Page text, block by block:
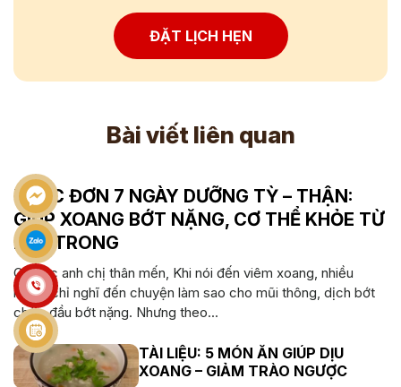
ĐẶT LỊCH HẸN
Bài viết liên quan
THỰC ĐƠN 7 NGÀY DƯỠNG TỲ – THẬN:
GIÚP XOANG BỚT NẶNG, CƠ THỂ KHỎE TỪ
BÊN TRONG
Cô bác anh chị thân mến, Khi nói đến viêm xoang, nhiều
người chỉ nghĩ đến chuyện làm sao cho mũi thông, dịch bớt
chảy, đầu bớt nặng. Nhưng theo...
TÀI LIỆU: 5 MÓN ĂN GIÚP DỊU
XOANG – GIẢM TRÀO NGƯỢC